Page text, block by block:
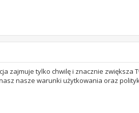
zajmuje tylko chwilę i znacznie
nasze warunki użytkowania oraz